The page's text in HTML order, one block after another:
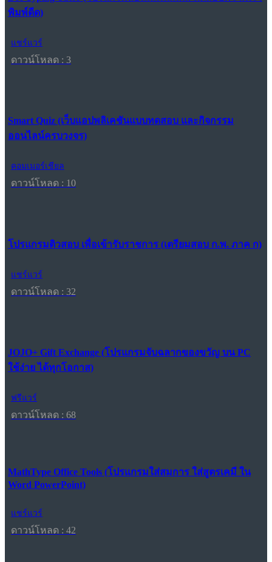
พิมพ์ดีด)
แชร์แวร์
ดาวน์โหลด : 3
Smart Quiz (เว็บแอปพลิเคชันแบบทดสอบ และกิจกรรม
ออนไลน์ครบวงจร)
คอมเมอร์เชียล
ดาวน์โหลด : 10
โปรแกรมติวสอบ เพื่อเข้ารับราชการ (เตรียมสอบ ก.พ. ภาค ก)
แชร์แวร์
ดาวน์โหลด : 32
JOJO+ Gift Exchange (โปรแกรมจับฉลากของขวัญ บน PC
ใช้ง่าย ได้ทุกโอกาส)
ฟรีแวร์
ดาวน์โหลด : 68
MathType Office Tools (โปรแกรมใส่สมการ ใส่สูตรเคมี ใน
Word PowerPoint)
แชร์แวร์
ดาวน์โหลด : 42